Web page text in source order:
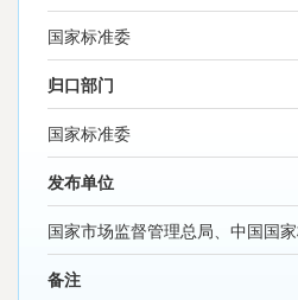
国家标准委
归口部门
国家标准委
发布单位
国家市场监督管理总局、中国国
备注